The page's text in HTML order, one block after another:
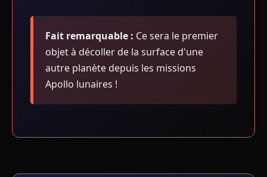
Fait remarquable : Ce sera le premier
objet à décoller de la surface d'une
autre planète depuis les missions
Apollo lunaires !